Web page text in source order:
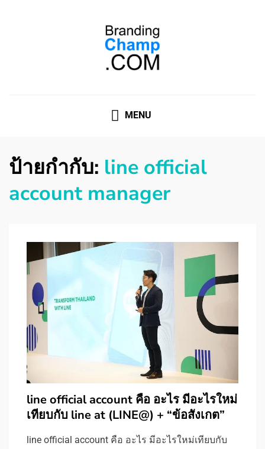
MENU
ป้ายกำกับ: line official
account manager
line official account คือ อะไร มีอะไรใหม่
เทียบกับ line at (LINE@) + “ข้อสังเกต”
line official account คือ อะไร มีอะไรใหม่เทียบกับ